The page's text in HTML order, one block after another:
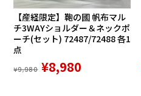
【産経限定】鞄の國 帆布マル
チ3WAYショルダー＆ネックポ
ーチ(セット) 72487/72488 各1
点
¥9,980 ¥8,980